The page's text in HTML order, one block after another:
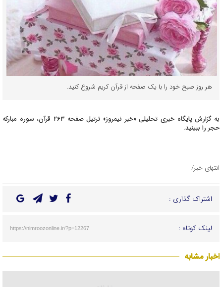
هر روز صبح خود را با یک صفحه از قرآن کریم شروع کنید.
به گزارش پایگاه خبری تحلیلی «خبر نیمروز» ترتیل صفحه ۲۶۳ قرآن، سوره مبارکه
حجر را ببینید.
انتهای خبر/
اشتراک گذاری :
لینک کوتاه : https://nimroozonline.ir/?p=12267
اخبار مشابه